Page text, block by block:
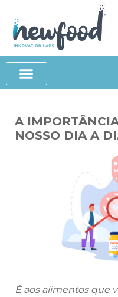
Avançar
para
o
conteúdo
A
NOSSO DIA A
É aos alimentos que